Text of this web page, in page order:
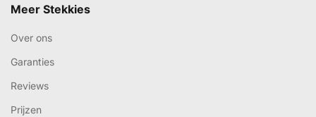
Meer Stekkies
Over ons
Garanties
Reviews
Prijzen